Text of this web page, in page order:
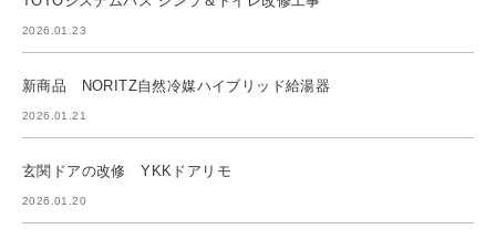
2026.01.23
新商品 NORITZ自然冷媒ハイブリッド給湯器
2026.01.21
玄関ドアの改修 YKKドアリモ
2026.01.20